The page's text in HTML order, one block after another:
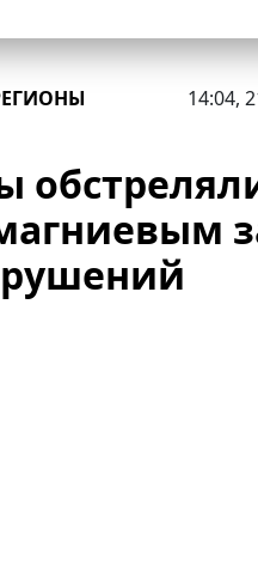
14:04,